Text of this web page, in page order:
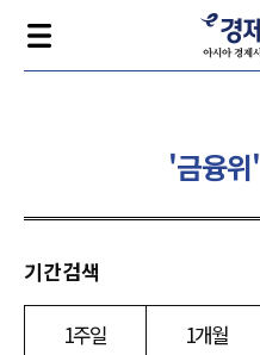
'금융위'
기간검색
1주일 1개월